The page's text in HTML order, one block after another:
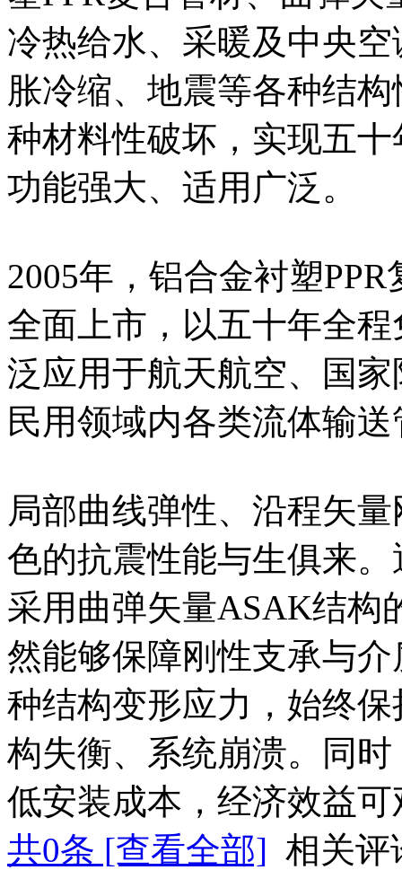
冷热给水、采暖及中央
胀冷缩、地震等各种结
种材料性破坏，实现五
功能强大、适用广泛。
2005年，铝合金衬塑
全面上市，以五十年全
泛应用于航天航空、国
民用领域内各类流体输
局部曲线弹性、沿程矢
色的抗震性能与生俱来
采用曲弹矢量ASAK结构
然能够保障刚性支承与
种结构变形应力，始终
构失衡、系统崩溃。同
低安装成本，经济效益可
共0条 [查看全部] 相关评